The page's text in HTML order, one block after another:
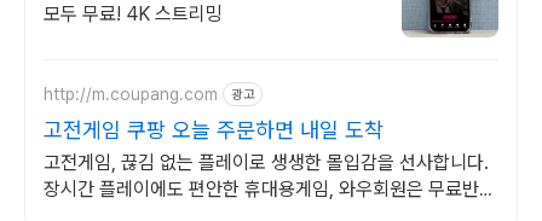
모두 무료! 4K 스트리밍
http://m.coupang.com 광고
고전게임 쿠팡 오늘 주문하면 내일 도착
고전게임, 끊김 없는 플레이로 생생한 몰입감을 선사합니다.
장시간 플레이에도 편안한 휴대용게임, 와우회원은 무료반